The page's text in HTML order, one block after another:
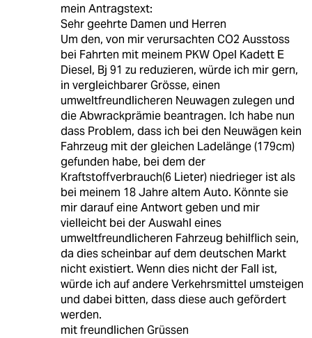
mein Antragstext:
Sehr geehrte Damen und Herren
Um den, von mir verursachten CO2 Ausstoss
bei Fahrten mit meinem PKW Opel Kadett E
Diesel, Bj 91 zu reduzieren, würde ich mir gern,
in vergleichbarer Grösse, einen
umweltfreundlicheren Neuwagen zulegen und
die Abwrackprämie beantragen. Ich habe nun
dass Problem, dass ich bei den Neuwägen kein
Fahrzeug mit der gleichen Ladelänge (179cm)
gefunden habe, bei dem der
Kraftstoffverbrauch(6 Lieter) niedrieger ist als
bei meinem 18 Jahre altem Auto. Könnte sie
mir darauf eine Antwort geben und mir
vielleicht bei der Auswahl eines
umweltfreundlicheren Fahrzeug behilflich sein,
da dies scheinbar auf dem deutschen Markt
nicht existiert. Wenn dies nicht der Fall ist,
würde ich auf andere Verkehrsmittel umsteigen
und dabei bitten, dass diese auch gefördert
werden.
mit freundlichen Grüssen